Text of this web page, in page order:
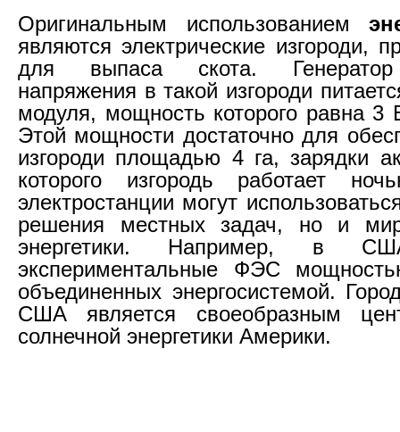
Оригинальным использованием
являются электрические изгороди,
для выпаса скота. Генератор
напряжения в такой изгороди
модуля, мощность которого равна 3
Этой мощности достаточно для
изгороди площадью 4 га, зарядки
которого изгородь работает
электростанции могут
решения местных задач, но и
энергетики. Например, в
экспериментальные ФЭС
объединенных энергосистемой.
США является своеобразным
солнечной энергетики Америки.